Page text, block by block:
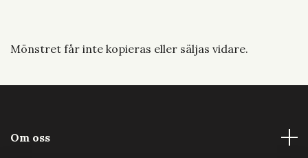
Mönstret får inte kopieras eller säljas vidare.
Om oss